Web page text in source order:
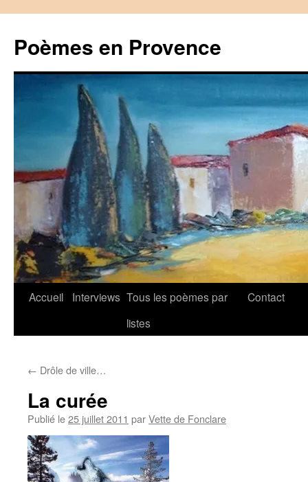
contenu
Poèmes en Provence
Accueil Interviews Tous les poèmes par
listes
Contact
← Drôle de ville…
La curée
Publié le25 juillet 2011 parVette de Fonclare